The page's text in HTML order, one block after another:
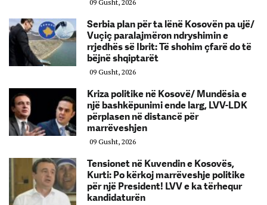
09 Gusht, 2026
Serbia plan për ta lënë Kosovën pa ujë/
Vuçiç paralajmëron ndryshimin e
rrjedhës së Ibrit: Të shohim çfarë do të
bëjnë shqiptarët
09 Gusht, 2026
Kriza politike në Kosovë/ Mundësia e
një bashkëpunimi ende larg, LVV-LDK
përplasen në distancë për
marrëveshjen
09 Gusht, 2026
Tensionet në Kuvendin e Kosovës,
Kurti: Po kërkoj marrëveshje politike
për një President! LVV e ka tërhequr
kandidaturën